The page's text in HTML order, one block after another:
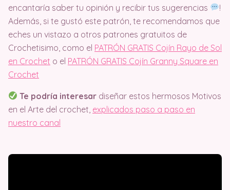
encantaría saber tu opinión y recibir tus sugerencias
!
Además, si te gustó este patrón, te recomendamos que
eches un vistazo a otros patrones gratuitos de
Crochetisimo, como el PATRÓN GRATIS Cojín Rayo de Sol
en Crochet o el PATRÓN GRATIS Cojín Granny Square en
Crochet
Te podría interesar diseñar estos hermosos Motivos
en el Arte del crochet, explicados paso a paso en
nuestro canal